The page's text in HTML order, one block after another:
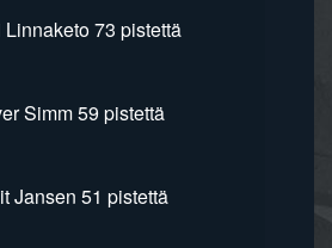
73 pistettä
Simm 59 pistettä
Jansen 51 pistettä